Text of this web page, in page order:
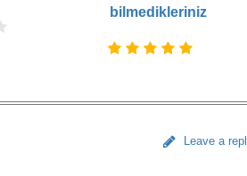
bilmedikleriniz
Leave a